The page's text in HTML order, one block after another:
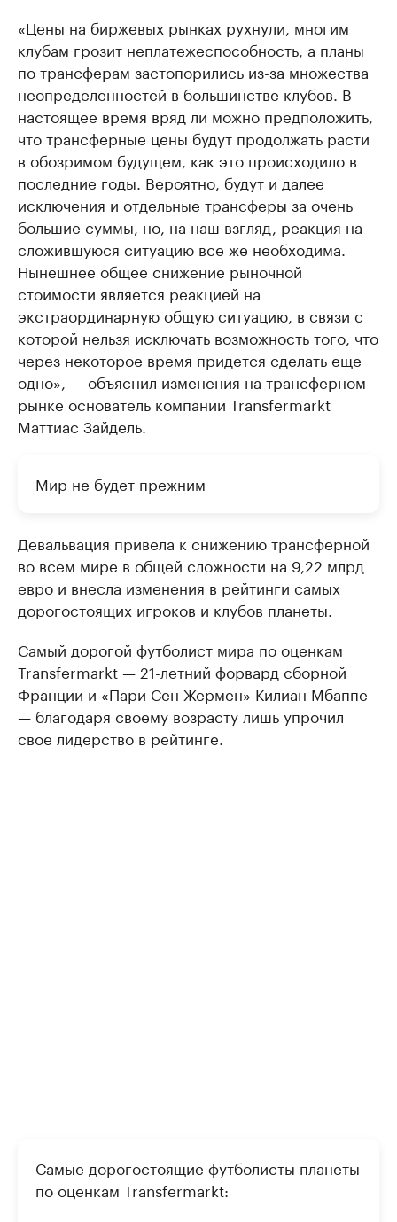
«Цены на биржевых рынках рухнули, многим
клубам грозит неплатежеспособность, а планы
по трансферам застопорились из-за множества
неопределенностей в большинстве клубов. В
настоящее время вряд ли можно предположить,
что трансферные цены будут продолжать расти
в обозримом будущем, как это происходило в
последние годы. Вероятно, будут и далее
исключения и отдельные трансферы за очень
большие суммы, но, на наш взгляд, реакция на
сложившуюся ситуацию все же необходима.
Нынешнее общее снижение рыночной
стоимости является реакцией на
экстраординарную общую ситуацию, в связи с
которой нельзя исключать возможность того, что
через некоторое время придется сделать еще
одно», — объяснил изменения на трансферном
рынке основатель компании Transfermarkt
Маттиас Зайдель.
Мир не будет прежним
Девальвация привела к снижению трансферной
во всем мире в общей сложности на 9,22 млрд
евро и внесла изменения в рейтинги самых
дорогостоящих игроков и клубов планеты.
Самый дорогой футболист мира по оценкам
Transfermarkt — 21-летний форвард сборной
Франции и «Пари Сен-Жермен» Килиан Мбаппе
— благодаря своему возрасту лишь упрочил
свое лидерство в рейтинге.
Самые дорогостоящие футболисты планеты
по оценкам Transfermarkt: